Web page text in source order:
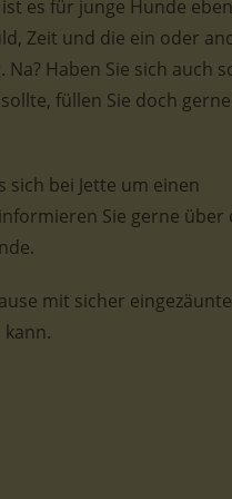
es für junge Hunde
Zeit und die ein oder
Haben Sie sich auch
füllen Sie doch
bei Jette um einen
Sie gerne über
mit sicher